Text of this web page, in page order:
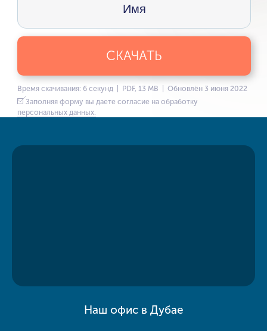
СКАЧАТЬ
Время скачивания: 6 секунд | PDF, 13 MB | Обновлён 3 июня 2022
Заполняя форму вы даете согласие на обработку
персональных данных.
Наш офис в Дубае